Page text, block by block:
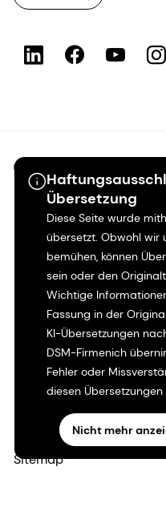
Übersetzung
Diese Seite wurde
übersetzt. Obwohl wir
bemühen, können
sein oder den
Wichtige
Fassung in der
KI-Übersetzungen
DSM-Firmenich
Fehler oder
diesen Übersetzungen
Nicht mehr
©2026 dsm-firmenich.
Hinweis zum Datenschutz
Bedingungen für die
Bedingungen und
Kalifornien-Transparenz
Erklärung zur
Rechtliche Informationen
Sitemap